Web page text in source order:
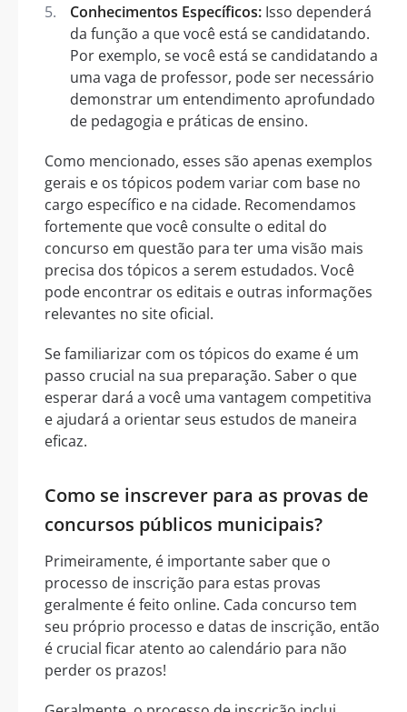
Conhecimentos Específicos: Isso dependerá
da função a que você está se candidatando.
Por exemplo, se você está se candidatando a
uma vaga de professor, pode ser necessário
demonstrar um entendimento aprofundado
de pedagogia e práticas de ensino.
Como mencionado, esses são apenas exemplos
gerais e os tópicos podem variar com base no
cargo específico e na cidade. Recomendamos
fortemente que você consulte o edital do
concurso em questão para ter uma visão mais
precisa dos tópicos a serem estudados. Você
pode encontrar os editais e outras informações
relevantes no site oficial.
Se familiarizar com os tópicos do exame é um
passo crucial na sua preparação. Saber o que
esperar dará a você uma vantagem competitiva
e ajudará a orientar seus estudos de maneira
eficaz.
Como se inscrever para as provas de
concursos públicos municipais?
Primeiramente, é importante saber que o
processo de inscrição para estas provas
geralmente é feito online. Cada concurso tem
seu próprio processo e datas de inscrição, então
é crucial ficar atento ao calendário para não
perder os prazos!